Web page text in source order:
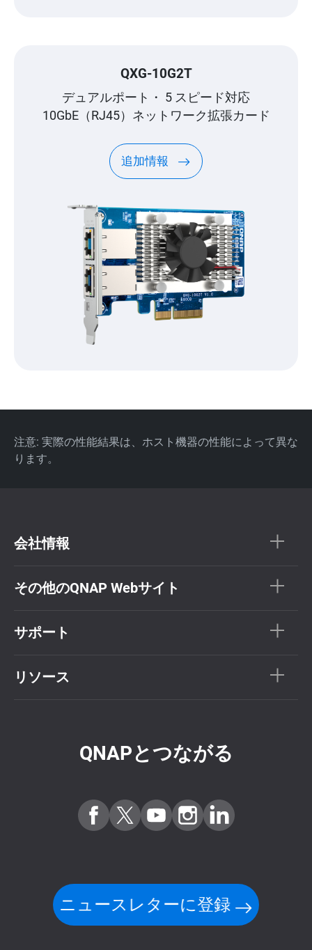
QXG-10G2T
デュアルポート・ 5 スピード対応
10GbE（RJ45）ネットワーク拡張カード
追加情報
注意: 実際の性能結果は、ホスト機器の性能によって異な
ります。
会社情報
その他のQNAP Webサイト
サポート
リソース
QNAPとつながる
ニュースレターに登録